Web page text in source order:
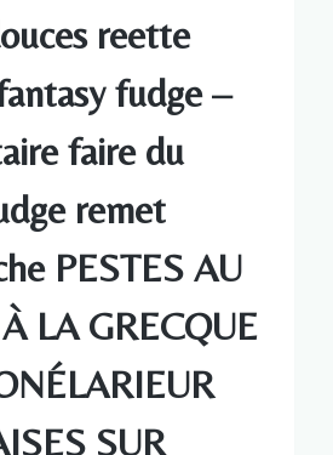
reette
fudge –
faire du
remet
PESTES AU
LA GRECQUE
SUR